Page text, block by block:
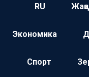
RU
Экономика
Спорт